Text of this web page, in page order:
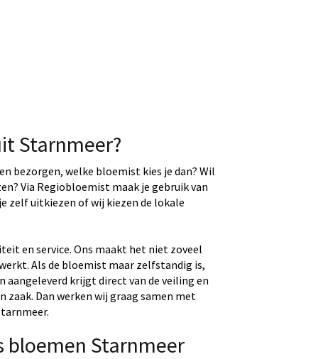
Starnmeer?
bezorgen, welke bloemist kies je dan? Wil
Via Regiobloemist maak je gebruik van
zelf uitkiezen of wij kiezen de lokale
en service. Ons maakt het niet zoveel
Als de bloemist maar zelfstandig is,
aangeleverd krijgt direct van de veiling en
zaak. Dan werken wij graag samen met
bloemen Starnmeer